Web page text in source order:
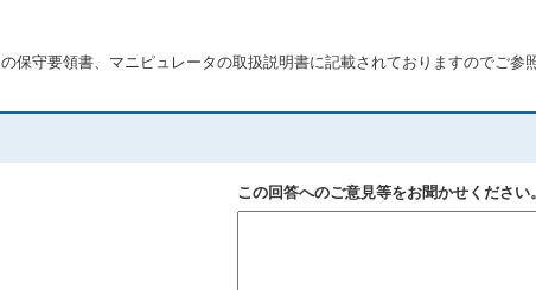
保守要領書、マニピュレータの取扱説明書に記載されておりますのでご参
この回答へのご意見等をお聞かせください。